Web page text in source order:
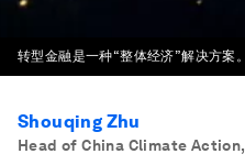
转型金融是一种“整体经济”解决方案。
Shouqing Zhu
Head of China Climate Action,